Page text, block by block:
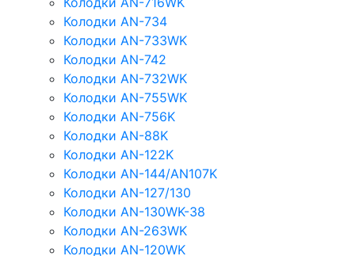
Колодки AN-734
Колодки AN-733WK
Колодки AN-742
Колодки AN-732WK
Колодки AN-755WK
Колодки AN-756K
Колодки AN-88K
Колодки AN-122K
Колодки AN-144/AN107K
Колодки AN-127/130
Колодки AN-130WK-38
Колодки AN-263WK
Колодки AN-120WK